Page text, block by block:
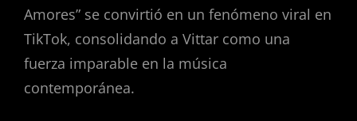
Amores” se convirtió en un fenómeno viral en
TikTok, consolidando a Vittar como una
fuerza imparable en la música
contemporánea.